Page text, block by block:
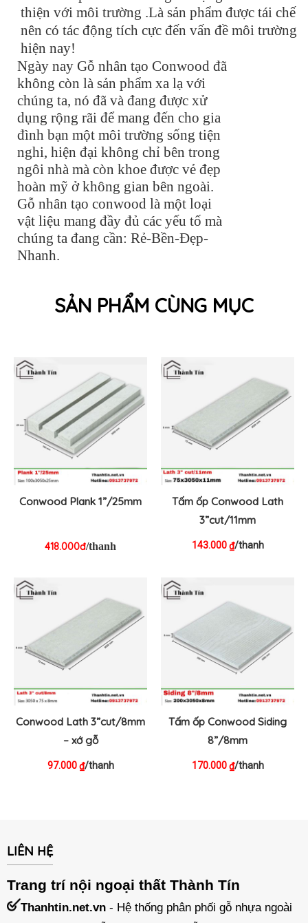
thiện với môi trường .Là sản phẩm được tái chế
nên có tác động tích cực đến vấn đề môi trường
hiện nay!
Ngày nay Gỗ nhân tạo Conwood đã
không còn là sản phẩm xa lạ với
chúng ta, nó đã và đang được xử
dụng rộng rãi để mang đến cho gia
đình bạn một môi trường sống tiện
nghi, hiện đại không chỉ bên trong
ngôi nhà mà còn khoe được vẻ đẹp
hoàn mỹ ở không gian bên ngoài.
Gỗ nhân tạo conwood là một loại
vật liệu mang đầy đủ các yếu tố mà
chúng ta đang cần: Rẻ-Bền-Đẹp-
Nhanh.
SẢN PHẨM CÙNG MỤC
Conwood Plank 1”/25mm
418.000đ/thanh
Tấm ốp Conwood Lath
3”cut/11mm
143.000₫/thanh
Conwood Lath 3”cut/8mm
– xớ gỗ
97.000₫/thanh
Tấm ốp Conwood Siding
8”/8mm
170.000₫/thanh
LIÊN HỆ
Trang trí nội ngoại thất Thành Tín
Thanhtin.net.vn - Hệ thống phân phối gỗ nhựa ngoài